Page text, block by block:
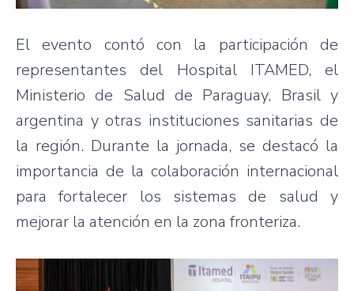
El evento contó con la participación de
representantes del Hospital ITAMED, el
Ministerio de Salud de Paraguay, Brasil y
argentina y otras instituciones sanitarias de
la región. Durante la jornada, se destacó la
importancia de la colaboración internacional
para fortalecer los sistemas de salud y
mejorar la atención en la zona fronteriza.